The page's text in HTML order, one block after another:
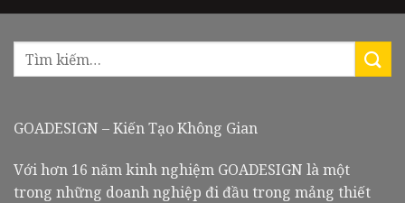
GOADESIGN – Kiến Tạo Không Gian
Với hơn 16 năm kinh nghiệm GOADESIGN là một
trong những doanh nghiệp đi đầu trong mảng thiết